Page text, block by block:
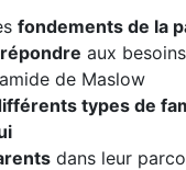
fondements de la
aux
de Maslow
types de
dans leur